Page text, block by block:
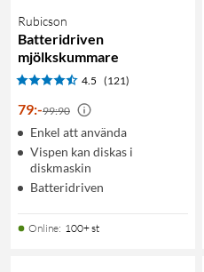
Rubicson
Batteridriven
mjölkskummare
4.5 (121)
79:-99:90
Enkel att använda
Vispen kan diskas i
diskmaskin
Batteridriven
Online: 100+ st